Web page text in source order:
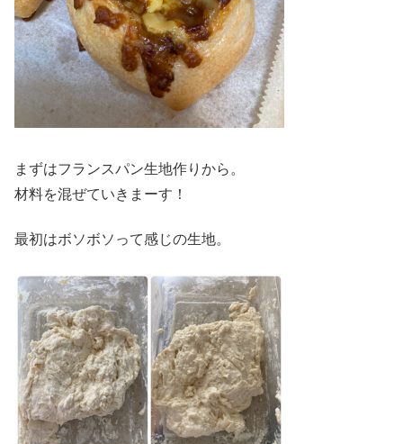
まずはフランスパン生地作りから。
材料を混ぜていきまーす！
最初はボソボソって感じの生地。